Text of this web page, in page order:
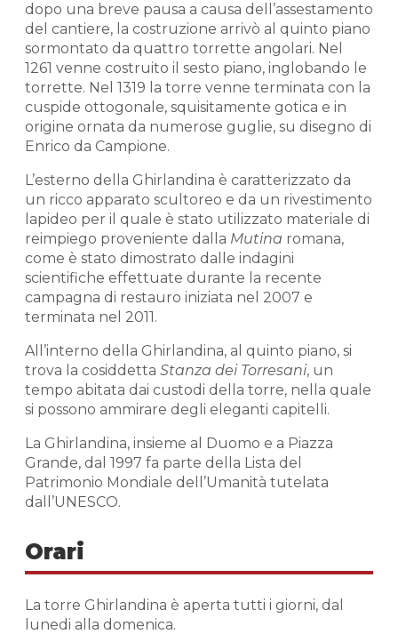
dopo una breve pausa a causa dell’assestamento
del cantiere, la costruzione arrivò al quinto piano
sormontato da quattro torrette angolari. Nel
1261 venne costruito il sesto piano, inglobando le
torrette. Nel 1319 la torre venne terminata con la
cuspide ottogonale, squisitamente gotica e in
origine ornata da numerose guglie, su disegno di
Enrico da Campione.
L’esterno della Ghirlandina è caratterizzato da
un ricco apparato scultoreo e da un rivestimento
lapideo per il quale è stato utilizzato materiale di
reimpiego proveniente dalla Mutina romana,
come è stato dimostrato dalle indagini
scientifiche effettuate durante la recente
campagna di restauro iniziata nel 2007 e
terminata nel 2011.
All’interno della Ghirlandina, al quinto piano, si
trova la cosiddetta Stanza dei Torresani, un
tempo abitata dai custodi della torre, nella quale
si possono ammirare degli eleganti capitelli.
La Ghirlandina, insieme al Duomo e a Piazza
Grande, dal 1997 fa parte della Lista del
Patrimonio Mondiale dell’Umanità tutelata
dall’UNESCO.
Orari
La torre Ghirlandina è aperta tutti i giorni, dal
lunedi alla domenica.